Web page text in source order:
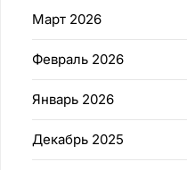
Март 2026
Февраль 2026
Январь 2026
Декабрь 2025